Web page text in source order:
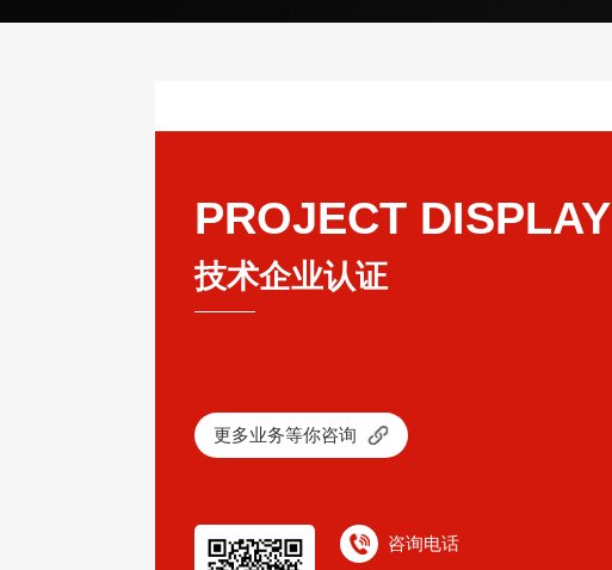
PROJECT DISPLAY
技术企业认证
更多业务等你咨询
咨询电话